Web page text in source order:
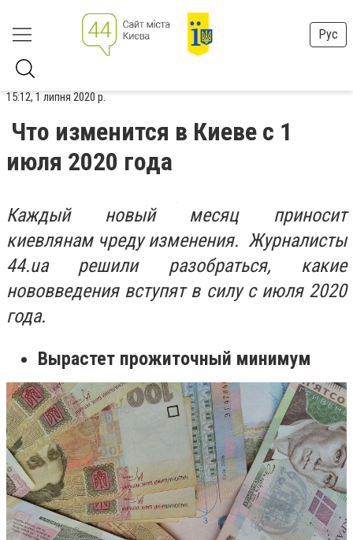
Рус
15:12, 1 липня 2020 р.
Что изменится в Киеве с 1
июля 2020 года
Каждый новый месяц приносит
киевлянам чреду изменения. Журналисты
44.ua решили разобраться, какие
нововведения вступят в силу с июля 2020
года.
Вырастет прожиточный минимум